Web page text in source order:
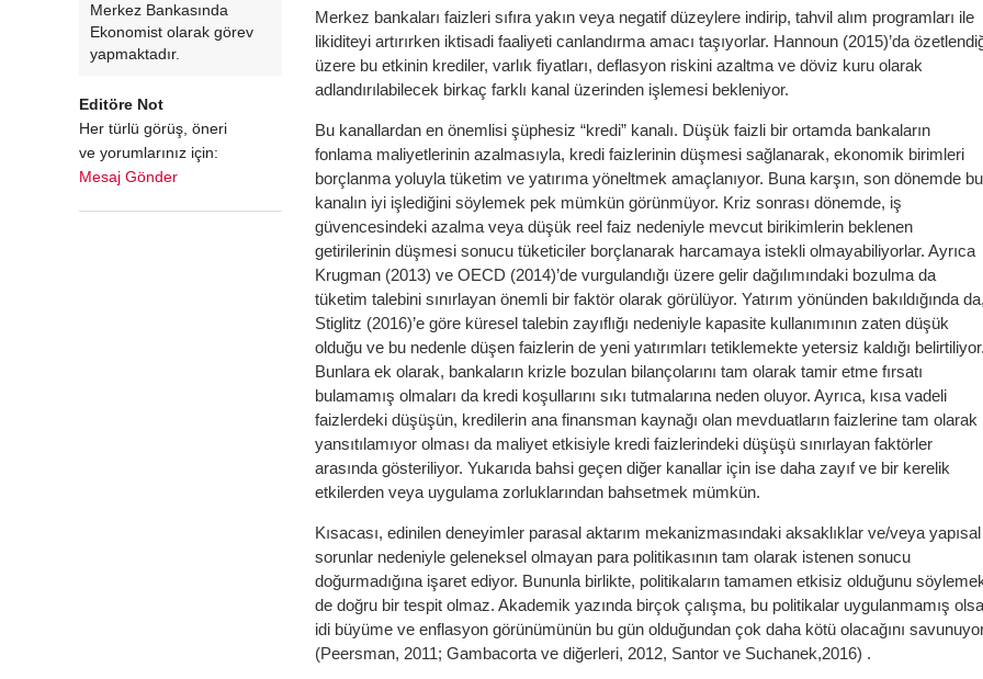
Merkez Bankasında
Ekonomist olarak görev
yapmaktadır.
Editöre Not
Her türlü görüş, öneri
ve yorumlarınız için:
Mesaj Gönder
Merkez bankaları faizleri sıfıra yakın veya negatif düzeylere indirip, tahvil alım programları ile
likiditeyi artırırken iktisadi faaliyeti canlandırma amacı taşıyorlar. Hannoun (2015)’da
üzere bu etkinin krediler, varlık fiyatları, deflasyon riskini azaltma ve döviz kuru olarak
adlandırılabilecek birkaç farklı kanal üzerinden işlemesi bekleniyor.
Bu kanallardan en önemlisi şüphesiz “kredi” kanalı. Düşük faizli bir ortamda bankaların
fonlama maliyetlerinin azalmasıyla, kredi faizlerinin düşmesi sağlanarak, ekonomik birimleri
borçlanma yoluyla tüketim ve yatırıma yöneltmek amaçlanıyor. Buna karşın, son dönemde bu
kanalın iyi işlediğini söylemek pek mümkün görünmüyor. Kriz sonrası dönemde, iş
güvencesindeki azalma veya düşük reel faiz nedeniyle mevcut birikimlerin beklenen
getirilerinin düşmesi sonucu tüketiciler borçlanarak harcamaya istekli olmayabiliyorlar. Ayrıca
Krugman (2013) ve OECD (2014)’de vurgulandığı üzere gelir dağılımındaki bozulma da
tüketim talebini sınırlayan önemli bir faktör olarak görülüyor. Yatırım yönünden bakıldığında da,
Stiglitz (2016)’e göre küresel talebin zayıflığı nedeniyle kapasite kullanımının zaten düşük
olduğu ve bu nedenle düşen faizlerin de yeni yatırımları tetiklemekte yetersiz kaldığı belirtiliyor.
Bunlara ek olarak, bankaların krizle bozulan bilançolarını tam olarak tamir etme fırsatı
bulamamış olmaları da kredi koşullarını sıkı tutmalarına neden oluyor. Ayrıca, kısa vadeli
faizlerdeki düşüşün, kredilerin ana finansman kaynağı olan mevduatların faizlerine tam olarak
yansıtılamıyor olması da maliyet etkisiyle kredi faizlerindeki düşüşü sınırlayan faktörler
arasında gösteriliyor. Yukarıda bahsi geçen diğer kanallar için ise daha zayıf ve bir kerelik
etkilerden veya uygulama zorluklarından bahsetmek mümkün.
Kısacası, edinilen deneyimler parasal aktarım mekanizmasındaki aksaklıklar ve/veya yapısal
sorunlar nedeniyle geleneksel olmayan para politikasının tam olarak istenen sonucu
doğurmadığına işaret ediyor. Bununla birlikte, politikaların tamamen etkisiz olduğunu
de doğru bir tespit olmaz. Akademik yazında birçok çalışma, bu politikalar uygulanmamış olsa
idi büyüme ve enflasyon görünümünün bu gün olduğundan çok daha kötü olacağını
(Peersman, 2011; Gambacorta ve diğerleri, 2012, Santor ve Suchanek,2016) .